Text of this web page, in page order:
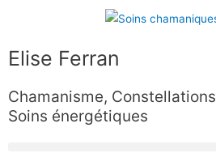
contenu
Elise Ferran
Chamanisme, Constellations
Soins énergétiques